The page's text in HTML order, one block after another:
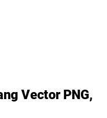
Vector PNG,